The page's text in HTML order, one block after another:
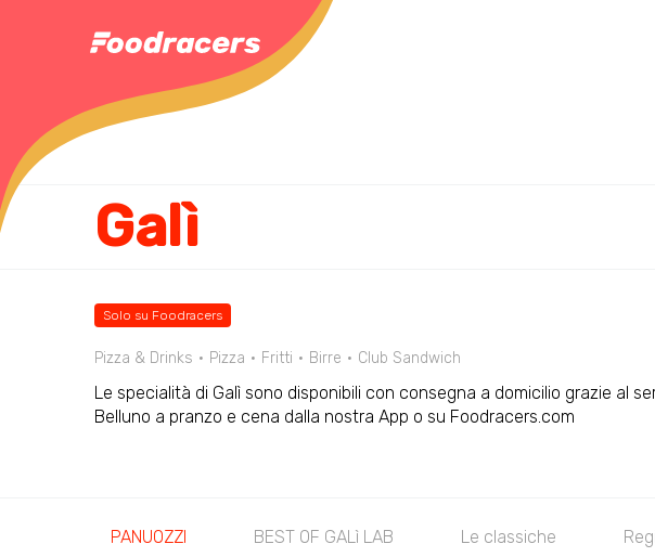
Galì
Solo su Foodracers
Pizza & Drinks Pizza Fritti Birre Club Sandwich
Le specialità di Galì sono disponibili con consegna a domicilio grazie al
Belluno a pranzo e cena dalla nostra App o su Foodracers.com
PANUOZZI BEST OF GALì LAB Le classiche